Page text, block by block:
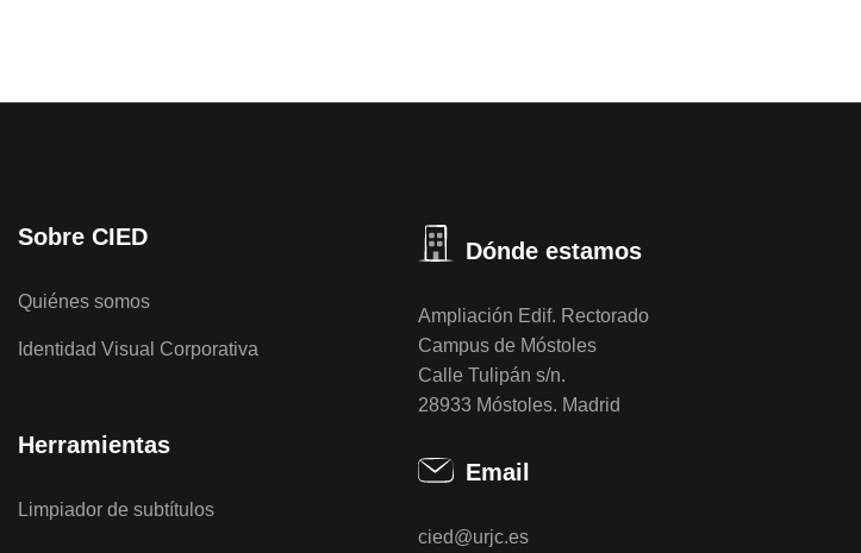
Sobre CIED
Quiénes somos
Identidad Visual Corporativa
Herramientas
Limpiador de subtítulos
Dónde estamos
Ampliación Edif. Rectorado
Campus de Móstoles
Calle Tulipán s/n.
28933 Móstoles. Madrid
Email
cied@urjc.es